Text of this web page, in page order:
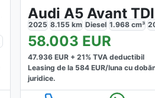
2025 8.155 km Diesel 1.968cm³
58.003 EUR
47.936EUR + 21% TVA deductibil
Leasing de la 584EUR/lunacu
juridice.